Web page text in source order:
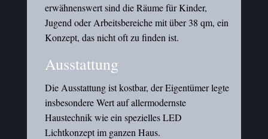
erwähnenswert sind die Räume für Kinder,
Jugend oder Arbeitsbereiche mit über 38 qm, ein
Konzept, das nicht oft zu finden ist.
Ausstattung
Die Ausstattung ist kostbar, der Eigentümer legte
insbesondere Wert auf allermodernste
Haustechnik wie ein spezielles LED
Lichtkonzept im ganzen Haus.